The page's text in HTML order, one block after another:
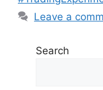
Leave a
Search